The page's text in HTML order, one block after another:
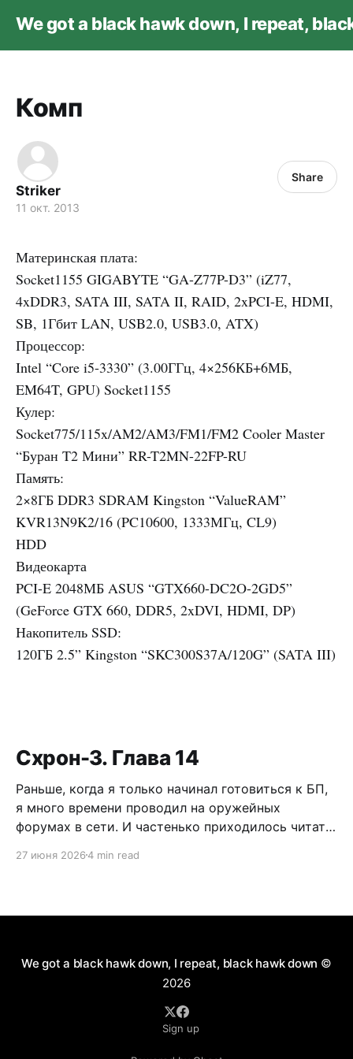
We got a black hawk down, I repeat,
Комп
Striker
11 окт. 2013
Share
Материнская плата:
Socket1155 GIGABYTE “GA-Z77P-D3” (iZ77,
4xDDR3, SATA III, SATA II, RAID, 2xPCI-E, HDMI,
SB, 1Гбит LAN, USB2.0, USB3.0, ATX)
Процессор:
Intel “Core i5-3330” (3.00ГГц, 4×256КБ+6МБ,
EM64T, GPU) Socket1155
Кулер:
Socket775/115x/AM2/AM3/FM1/FM2 Cooler Master
“Буран T2 Мини” RR-T2MN-22FP-RU
Память:
2×8ГБ DDR3 SDRAM Kingston “ValueRAM”
KVR13N9K2/16 (PC10600, 1333МГц, CL9)
HDD
Видеокарта
PCI-E 2048МБ ASUS “GTX660-DC2O-2GD5”
(GeForce GTX 660, DDR5, 2xDVI, HDMI, DP)
Накопитель SSD:
120ГБ 2.5” Kingston “SKC300S37A/120G” (SATA III)
Схрон-3. Глава 14
Раньше, когда я только начинал готовиться к БП,
я много времени проводил на оружейных
форумах в сети. И частенько приходилось читать
короткоствола и нужно ли это в России. Как
поводу разрешения пистолетов
27 июня 20264 min read
We got a black hawk down, I repeat, black hawk down ©
2026
Sign up